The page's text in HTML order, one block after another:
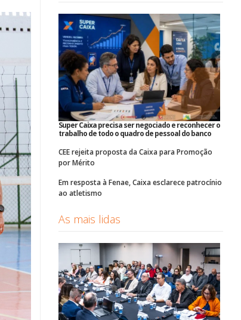
Super Caixa precisa ser negociado e reconhecer o
trabalho de todo o quadro de pessoal do banco
CEE rejeita proposta da Caixa para Promoção
por Mérito
Em resposta à Fenae, Caixa esclarece patrocínio
ao atletismo
As mais lidas